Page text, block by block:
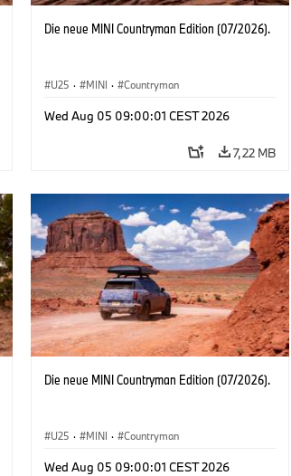
Die neue MINI Countryman Edition (07/2026).
U25 · MINI · Countryman
Wed Aug 05 09:00:01 CEST 2026
7,22 MB
Die neue MINI Countryman Edition (07/2026).
U25 · MINI · Countryman
Wed Aug 05 09:00:01 CEST 2026